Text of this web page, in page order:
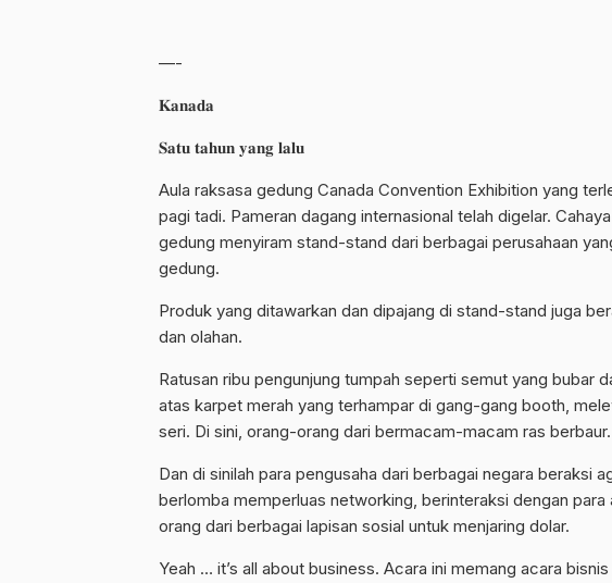
—-
𝐊𝐚𝐧𝐚𝐝𝐚
𝐒𝐚𝐭𝐮 𝐭𝐚𝐡𝐮𝐧 𝐲𝐚𝐧𝐠 𝐥𝐚𝐥𝐮
Aula raksasa gedung Canada Convention Exhibition yang
pagi tadi. Pameran dagang internasional telah digelar.
gedung menyiram stand-stand dari berbagai perusahaan
gedung.
Produk yang ditawarkan dan dipajang di stand-stand juga
dan olahan.
Ratusan ribu pengunjung tumpah seperti semut yang bubar
atas karpet merah yang terhampar di gang-gang booth,
seri. Di sini, orang-orang dari bermacam-macam ras berbaur.
Dan di sinilah para pengusaha dari berbagai negara beraksi
berlomba memperluas networking, berinteraksi dengan
orang dari berbagai lapisan sosial untuk menjaring dolar.
Yeah … it’s all about business. Acara ini memang acara